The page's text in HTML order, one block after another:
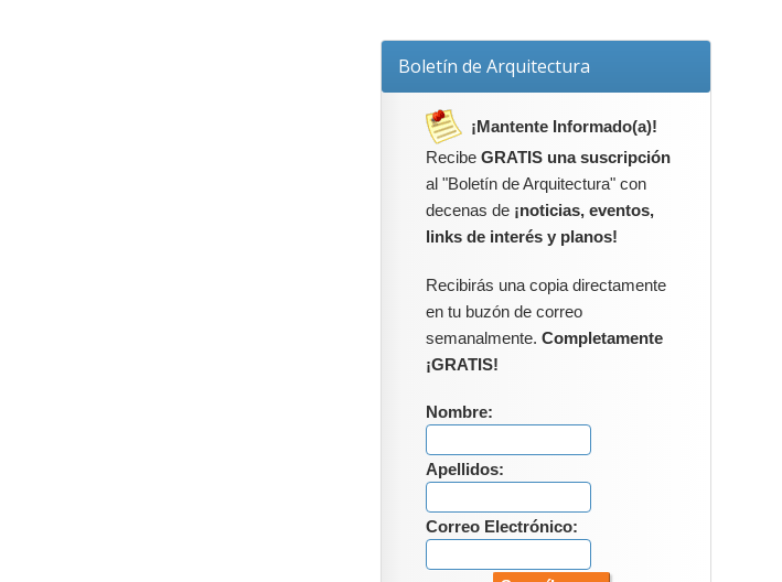
Boletín de Arquitectura
¡Mantente Informado(a)!
Recibe GRATIS una suscripción
al "Boletín de Arquitectura" con
decenas de ¡noticias, eventos,
links de interés y planos!
Recibirás una copia directamente
en tu buzón de correo
semanalmente. Completamente
¡GRATIS!
Nombre:
Apellidos:
Correo Electrónico: